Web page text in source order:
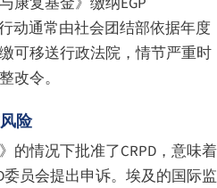
动通常由社会团结部依据年度
可移送行政法院，情节严重时
改令。
险
的情况下批准了CRPD，意味着
员会提出申诉。埃及的国际监